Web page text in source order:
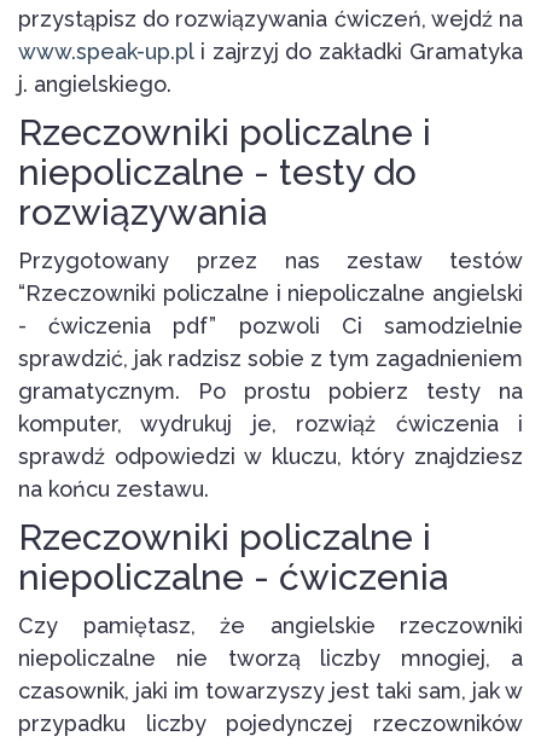
przystąpisz do rozwiązywania ćwiczeń, wejdź na
www.speak-up.pli zajrzyj do zakładki Gramatyka
j. angielskiego.
Rzeczowniki policzalne i
niepoliczalne - testy do
rozwiązywania
Przygotowany przez nas zestaw testów
“Rzeczowniki policzalne i niepoliczalne angielski
- ćwiczenia pdf” pozwoli Ci samodzielnie
sprawdzić, jak radzisz sobie z tym zagadnieniem
gramatycznym. Po prostu pobierz testy na
komputer, wydrukuj je, rozwiąż ćwiczenia i
sprawdź odpowiedzi w kluczu, który znajdziesz
na końcu zestawu.
Rzeczowniki policzalne i
niepoliczalne - ćwiczenia
Czy pamiętasz, że angielskie rzeczowniki
niepoliczalne nie tworzą liczby mnogiej, a
czasownik, jaki im towarzyszy jest taki sam, jak w
przypadku liczby pojedynczej rzeczowników